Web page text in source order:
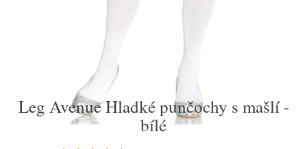
Leg Avenue Hladké punčochy s mašlí -
bílé